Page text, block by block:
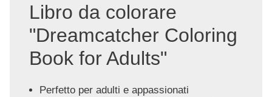
Libro da colorare
"Dreamcatcher Coloring
Book for Adults"
Perfetto per adulti e appassionati